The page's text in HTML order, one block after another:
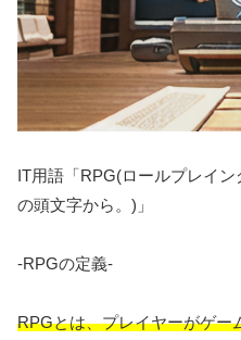
IT用語「RPG(ロールプレイン
の頭文字から。)」
-RPGの定義-
RPGとは、プレイヤーがゲー